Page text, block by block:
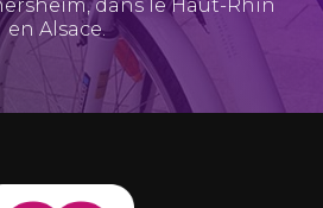
, dans le Haut-Rhin
en Alsace.